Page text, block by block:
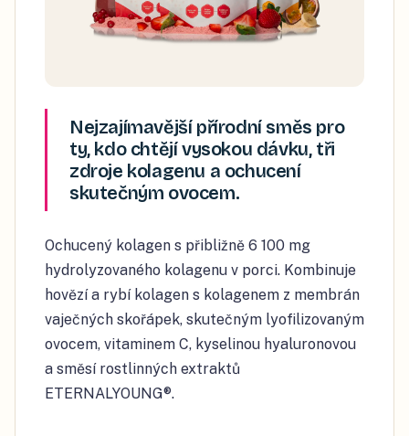
Nejzajímavější přírodní směs pro
ty, kdo chtějí vysokou dávku, tři
zdroje kolagenu a ochucení
skutečným ovocem.
Ochucený kolagen s přibližně 6 100 mg
hydrolyzovaného kolagenu v porci. Kombinuje
hovězí a rybí kolagen s kolagenem z membrán
vaječných skořápek, skutečným lyofilizovaným
ovocem, vitaminem C, kyselinou hyaluronovou
a směsí rostlinných extraktů
ETERNALYOUNG®.